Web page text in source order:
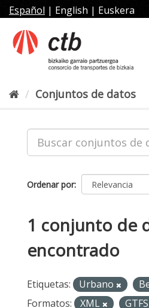
al
contenido
Español | English | Euskera
Conjuntos de datos
Ordenar por
1 conjunto de
encontrado
Etiquetas: Urbano
Formatos:
XML GTFS